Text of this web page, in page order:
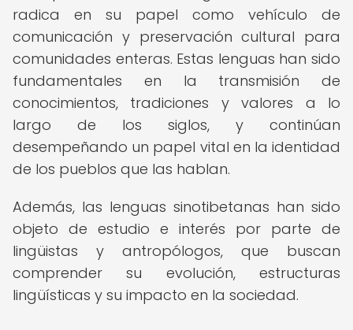
radica en su papel como vehículo de
comunicación y preservación cultural para
comunidades enteras. Estas lenguas han sido
fundamentales en la transmisión de
conocimientos, tradiciones y valores a lo
largo de los siglos, y continúan
desempeñando un papel vital en la identidad
de los pueblos que las hablan.
Además, las lenguas sinotibetanas han sido
objeto de estudio e interés por parte de
lingüistas y antropólogos, que buscan
comprender su evolución, estructuras
lingüísticas y su impacto en la sociedad.